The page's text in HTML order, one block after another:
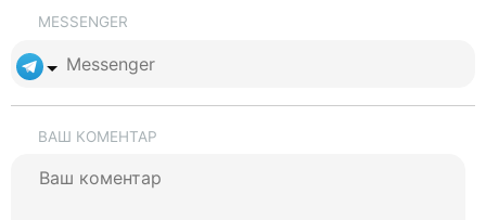
MESSENGER
ВАШ КОМЕНТАР